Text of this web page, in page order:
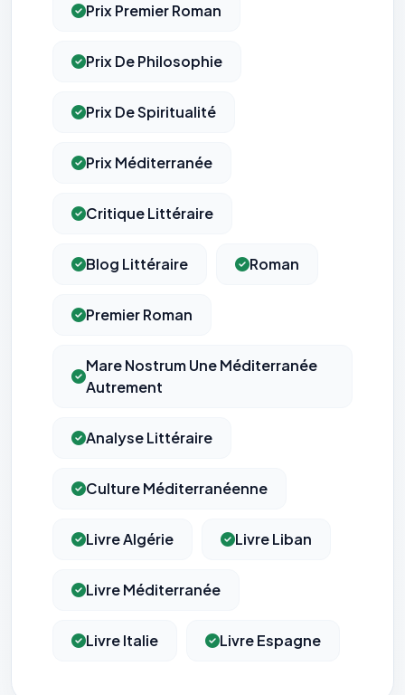
Prix Premier Roman
Prix De Philosophie
Prix De Spiritualité
Prix Méditerranée
Critique Littéraire
Blog Littéraire Roman
Premier Roman
Mare Nostrum Une Méditerranée
Autrement
Analyse Littéraire
Culture Méditerranéenne
Livre Algérie Livre Liban
Livre Méditerranée
Livre Italie Livre Espagne